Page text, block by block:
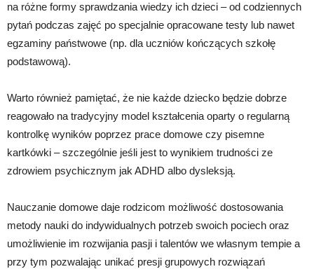
na różne formy sprawdzania wiedzy ich dzieci – od codziennych
pytań podczas zajęć po specjalnie opracowane testy lub nawet
egzaminy państwowe (np. dla uczniów kończących szkołę
podstawową).
Warto również pamiętać, że nie każde dziecko będzie dobrze
reagowało na tradycyjny model kształcenia oparty o regularną
kontrolkę wyników poprzez prace domowe czy pisemne
kartkówki – szczególnie jeśli jest to wynikiem trudności ze
zdrowiem psychicznym jak ADHD albo dysleksją.
Nauczanie domowe daje rodzicom możliwość dostosowania
metody nauki do indywidualnych potrzeb swoich pociech oraz
umożliwienie im rozwijania pasji i talentów we własnym tempie a
przy tym pozwalając unikać presji grupowych rozwiązań